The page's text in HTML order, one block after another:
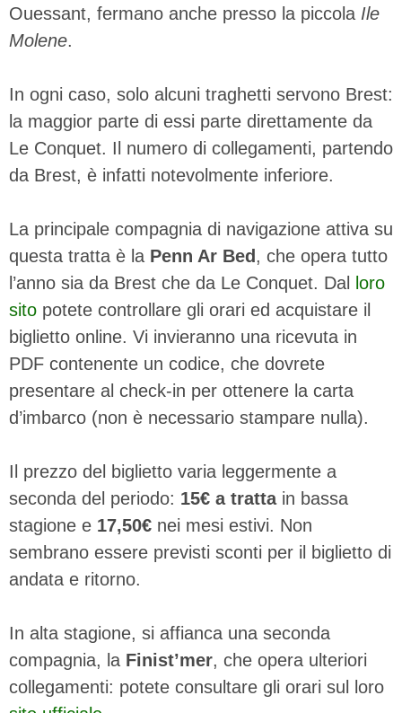
Ouessant, fermano anche presso la piccola Ile
Molene.
In ogni caso, solo alcuni traghetti servono Brest:
la maggior parte di essi parte direttamente da
Le Conquet. Il numero di collegamenti, partendo
da Brest, è infatti notevolmente inferiore.
La principale compagnia di navigazione attiva su
questa tratta è la Penn Ar Bed, che opera tutto
l’anno sia da Brest che da Le Conquet. Dal loro
sito potete controllare gli orari ed acquistare il
biglietto online. Vi invieranno una ricevuta in
PDF contenente un codice, che dovrete
presentare al check-in per ottenere la carta
d’imbarco (non è necessario stampare nulla).
Il prezzo del biglietto varia leggermente a
seconda del periodo: 15€ a trattain bassa
stagione e 17,50€ nei mesi estivi. Non
sembrano essere previsti sconti per il biglietto di
andata e ritorno.
In alta stagione, si affianca una seconda
compagnia, la Finist’mer, che opera ulteriori
collegamenti: potete consultare gli orari sul loro